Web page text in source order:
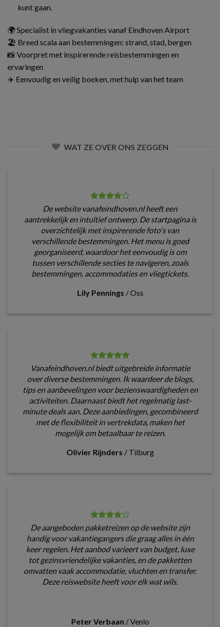
kunt gaan.
🌍 Specialist in vliegvakanties vanaf Eindhoven Airport
🏖️ Breed scala aan bestemmingen: strand, stad, bergen
📸 Voorpret met inspirerende reisbestemmingen en
ervaringen
✈️ Eenvoudig en veilig boeken, met hulp van het team
WAT ZE OVER ONS ZEGGEN
De website vanafeindhoven.nl heeft een
aantrekkelijk en intuïtief ontwerp. De startpagina is
overzichtelijk met inspirerende foto's van
verschillende bestemmingen. Het menu is goed
georganiseerd, waardoor het eenvoudig is om
tussen verschillende secties te navigeren, zoals
bestemmingen, accommodaties en vliegtickets.
Lily Pennings /Oss
Vanafeindhoven.nl biedt uitgebreide informatie
over diverse bestemmingen. Ik waardeer de blogs,
tips en aanbevelingen voor bezienswaardigheden en
activiteiten. Daarnaast biedt het regelmatig last-
minute deals aan. Deze aanbiedingen, gecombineerd
met de flexibiliteit in vertrekdata, maken het
mogelijk om betaalbaar te reizen.
Olivier Rijnders / Tilburg
De aangeboden pakketreizen op de website zijn
handig voor vakantiegangers die graag alles in één
keer regelen. Het aanbod varieert van budget, luxe
tot gezinsvriendelijke vakanties, en de pakketten
omvatten vaak accommodatie, vluchten en transfer.
Deze reiswebsite heeft voor elk wat wils.
Peter Verbaan /Venlo